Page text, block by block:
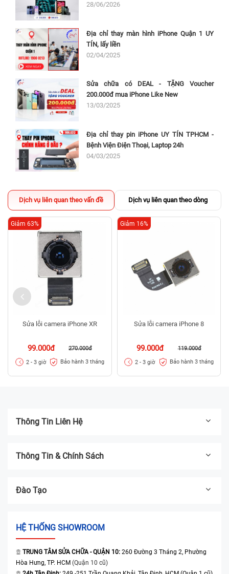
28/06/2026
Địa chỉ thay màn hình iPhone Quận 1 UY
TÍN, lấy liền
02/04/2025
Sửa chữa có DEAL - TẶNG Voucher
200.000đ mua iPhone Like New
13/03/2025
Địa chỉ thay pin iPhone UY TÍN TPHCM -
Bệnh Viện Điện Thoại, Laptop 24h
04/03/2025
Dịch vụ liên quan theo vấn đề Dịch vụ liên quan theo dòng
Sửa lỗi camera iPhone XR
99.000đ 270.000đ
Giảm 63%
2 - 3 giờ Bảo hành 3 tháng
Sửa lỗi camera iPhone 8
99.000đ 119.000đ
Giảm 16%
2 - 3 giờ Bảo hành 3 tháng
Thông Tin Liên Hệ
Thông Tin & Chính Sách
Đào Tạo
HỆ THỐNG SHOWROOM
TRUNG TÂM SỬA CHỮA - QUẬN 10: 260 Đường 3 Tháng 2, Phường
Hòa Hưng, TP. HCM (Quận 10 cũ)